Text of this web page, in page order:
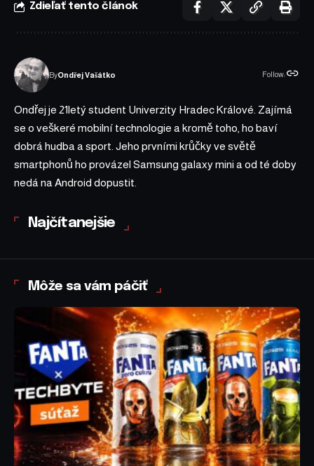
Zdieľať tento článok
ByOndřej Vašátko Follow:
Ondřej je 21letý student Univerzity Hradec Králové. Zajímá
se o veškeré mobilní technologie a kromě toho, ho baví
dobrá hudba a sport. Jeho prvními krůčky ve světě
smartphonů ho provázel Samsung galaxy mini a od té doby
nedá na Android dopustit.
Najčítanejšie
Môže sa vám páčiť